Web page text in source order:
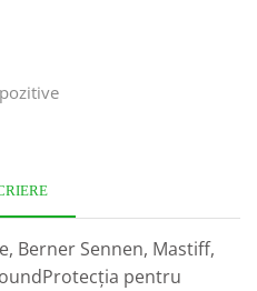
Berner Sennen, Mastiff,
pentru